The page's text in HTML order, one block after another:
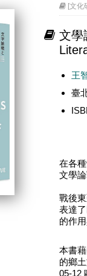
[文化
文學
王
臺
在各
文學
戰後
表達
的作
本書
的鄉
05-12